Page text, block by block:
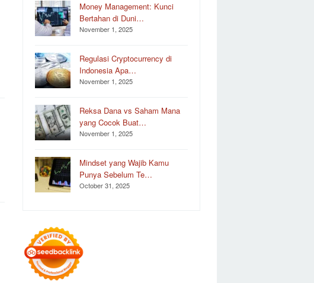
Money Management: Kunci
Bertahan di Duni…
November 1, 2025
Regulasi Cryptocurrency di
Indonesia Apa…
November 1, 2025
Reksa Dana vs Saham Mana
yang Cocok Buat…
November 1, 2025
Mindset yang Wajib Kamu
Punya Sebelum Te…
October 31, 2025